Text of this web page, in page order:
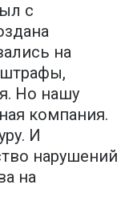
с
на
Но нашу
компания.
И
нарушений
на